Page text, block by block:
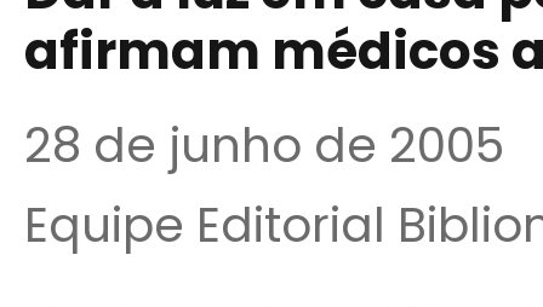
afirmam médicos
28 de junho de 2005
Equipe Editorial